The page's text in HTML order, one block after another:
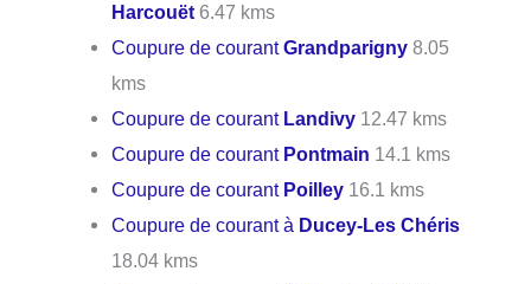
Harcouët 6.47 kms
Coupure de courantGrandparigny 8.05
kms
Coupure de courant Landivy 12.47 kms
Coupure de courant Pontmain 14.1 kms
Coupure de courant Poilley 16.1 kms
Coupure de courant à Ducey-Les Chéris
18.04 kms